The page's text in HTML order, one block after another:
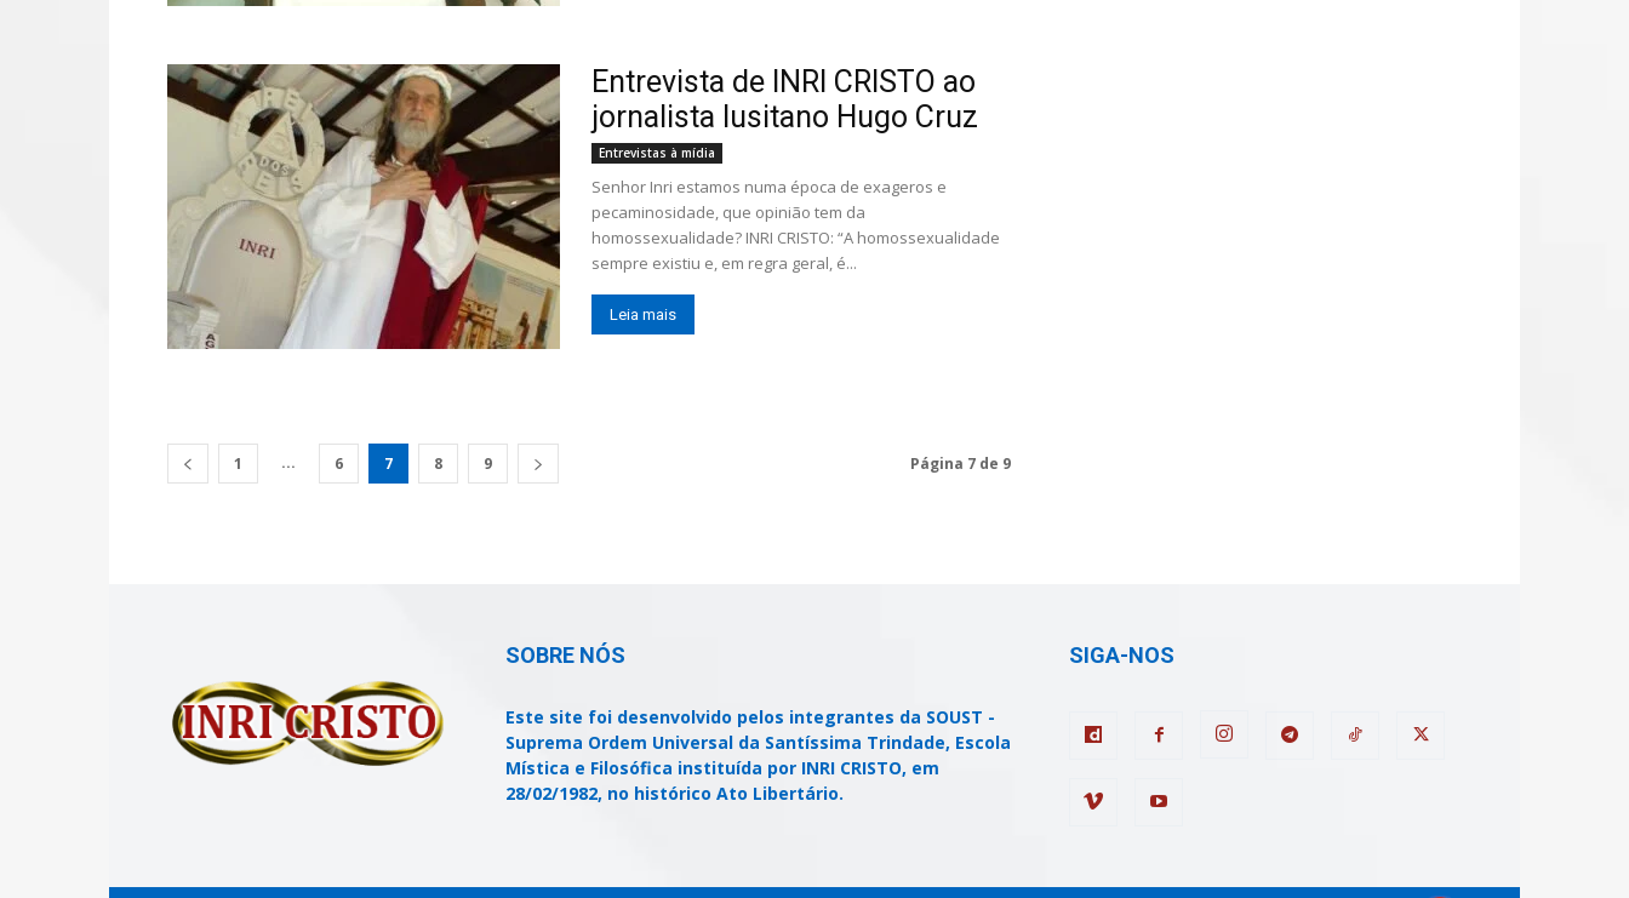
Entrevista de INRI CRISTO ao
jornalista lusitano Hugo Cruz
Entrevistas à mídia
Senhor Inri estamos numa época de exageros e
pecaminosidade, que opinião tem da
homossexualidade? INRI CRISTO: “A homossexualidade
sempre existiu e, em regra geral, é...
Leia mais
1 ... 6 7 8 9 Página 7 de 9
SOBRE NÓS
Este site foi desenvolvido pelos integrantes da SOUST -
Suprema Ordem Universal da Santíssima Trindade, Escola
Mística e Filosófica instituída por INRI CRISTO, em
28/02/1982, no histórico Ato Libertário.
SIGA-NOS